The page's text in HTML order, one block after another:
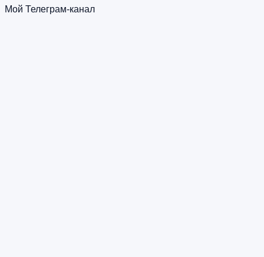
Мой Телеграм-канал